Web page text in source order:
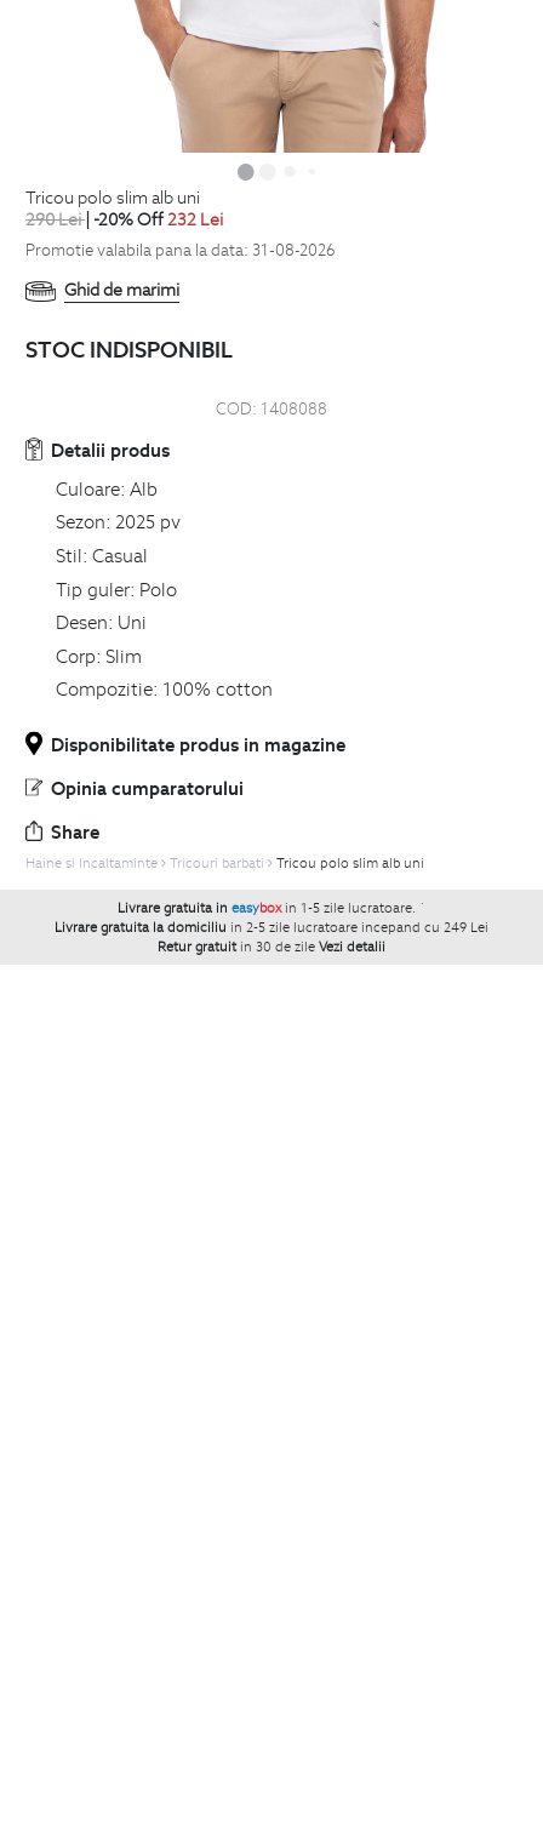
tricou polo slim alb uni
290Lei | -20% Off232 Lei
Promotie valabila pana la data: 31-08-2026
Ghid de marimi
STOC INDISPONIBIL
COD: 1408088
Detalii produs
Culoare: Alb
Sezon: 2025 pv
Stil: Casual
Tip guler: Polo
Desen: Uni
Corp: Slim
Compozitie: 100% cotton
Disponibilitate produs in magazine
Opinia cumparatorului
Share
Haine si Incaltaminte Tricouri barbati Tricou polo slim alb uni
Livrare gratuita in easybox in 1-5 zile lucratoare. `
Livrare gratuita la domiciliu in 2-5 zile lucratoare incepand cu 249 Lei
Retur gratuit in 30 de zile Vezi detalii